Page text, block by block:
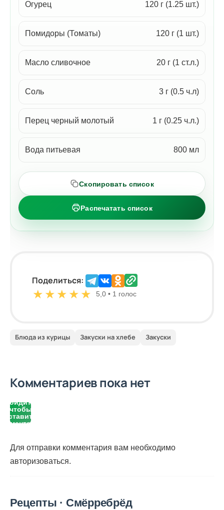
Огурец 120 г (1.25 шт.)
Помидоры (Томаты) 120 г (1 шт.)
Масло сливочное 20 г (1 ст.л.)
Соль 3 г (0.5 ч.л)
Перец черный молотый 1 г (0.25 ч.л.)
Вода питьевая 800 мл
Скопировать список
Распечатать список
Поделиться:
★ ★ ★ ★ ★ 5,0 • 1 голос
Блюда из курицы Закуски на хлебе Закуски
Комментариев пока нет
Войдите,
чтобы
оставить
Для отправки комментария вам необходимо
авторизоваться.
Рецепты · Смёрребрёд